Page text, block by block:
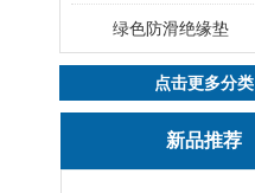
绿色防滑绝缘垫
点击更多分类
新品推荐